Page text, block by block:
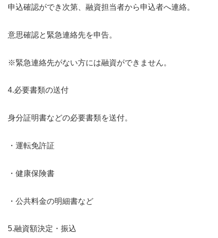
申込確認ができ次第、融資担当者から申込者へ連絡。
意思確認と緊急連絡先を申告。
※緊急連絡先がない方には融資ができません。
4.必要書類の送付
身分証明書などの必要書類を送付。
・運転免許証
・健康保険書
・公共料金の明細書など
5.融資額決定・振込